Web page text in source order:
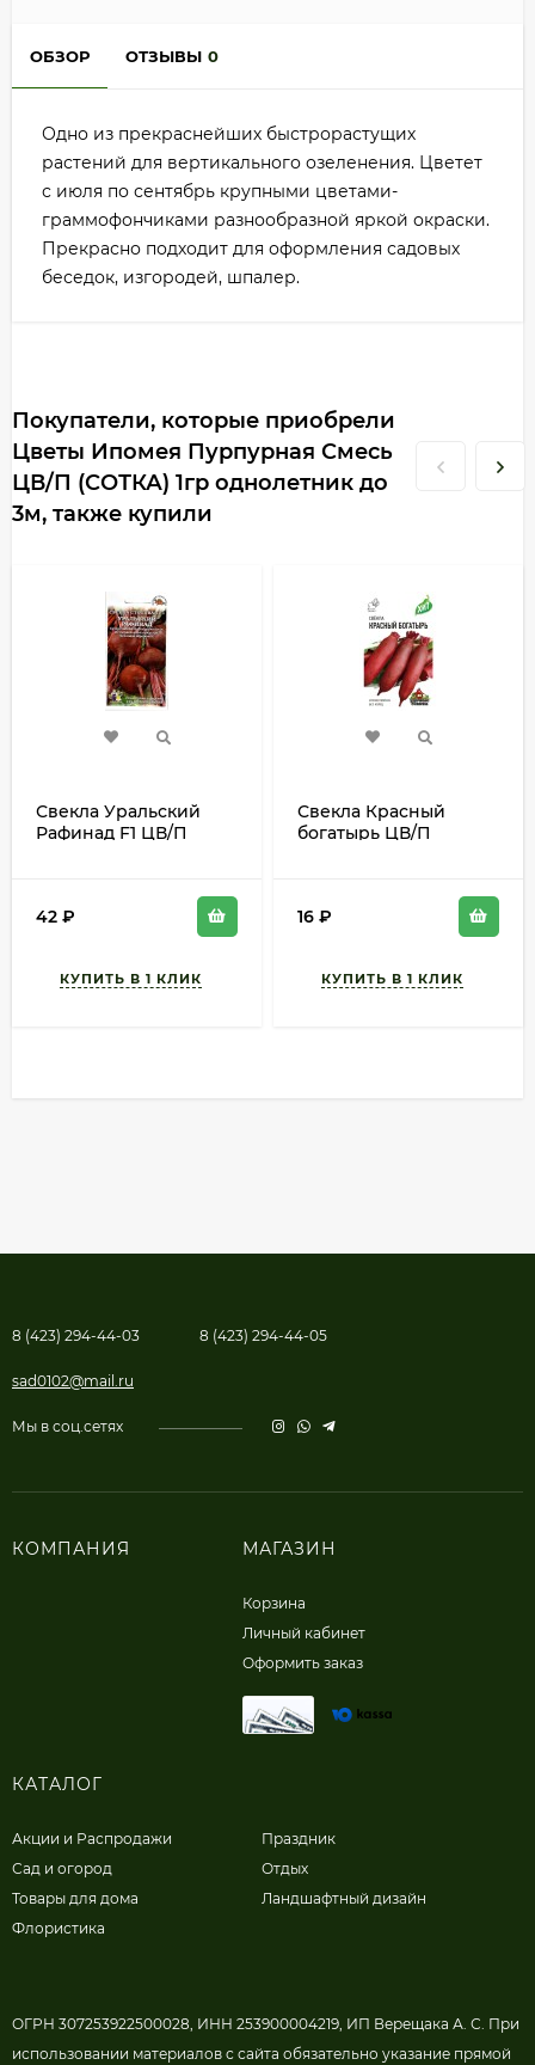
ОБЗОР ОТЗЫВЫ 0
Одно из прекраснейших быстрорастущих
растений для вертикального озеленения. Цветет
с июля по сентябрь крупными цветами-
граммофончиками разнообразной яркой окраски.
Прекрасно подходит для оформления садовых
беседок, изгородей, шпалер.
Покупатели, которые приобрели
Цветы Ипомея Пурпурная Смесь
ЦВ/П (СОТКА) 1гр однолетник до
3м, также купили
Свекла Уральский
Рафинад F1 ЦВ/П
42 ₽
Свекла Красный
богатырь ЦВ/П
16 ₽
8 (423) 294-44-03 8 (423) 294-44-05
sad0102@mail.ru
Мы в соц.сетях
КОМПАНИЯ МАГАЗИН
Корзина
Личный кабинет
Оформить заказ
КАТАЛОГ
Акции и Распродажи
Сад и огород
Товары для дома
Флористика
Праздник
Отдых
Ландшафтный дизайн
ОГРН 307253922500028, ИНН 253900004219, ИП Верещака А. С. При
использовании материалов с сайта обязательно указание прямой